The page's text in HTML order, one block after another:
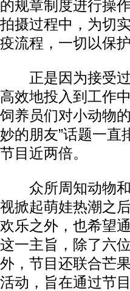
的规章制度进行操
拍摄过程中，为切
疫流程，一切以保
正是因为接受过
高效地投入到工作
饲养员们对小动物
妙的朋友”话题一直
节目近两倍。
众所周知动物和
视掀起萌娃热潮之
欢乐之外，也希望
这一主旨，除了六
外，节目还联合芒
活动，旨在通过节